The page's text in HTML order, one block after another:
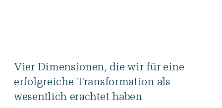
Vier Dimensionen, die wir für eine
erfolgreiche Transformation als
wesentlich erachtet haben